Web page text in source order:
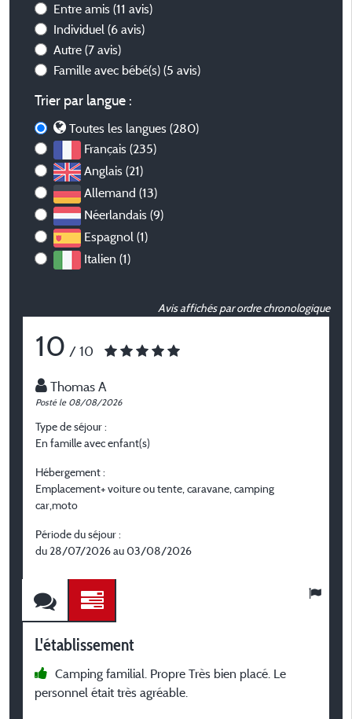
Entre amis (11 avis)
Individuel (6 avis)
Autre (7 avis)
Famille avec bébé(s) (5 avis)
Trier par langue :
Toutes les langues (280)
Français (235)
Anglais (21)
Allemand (13)
Néerlandais (9)
Espagnol (1)
Italien (1)
Avis affichés par ordre chronologique
10 / 10
Thomas A
Posté le 08/08/2026
Type de séjour :
En famille avec enfant(s)
Hébergement :
Emplacement+ voiture ou tente, caravane, camping
car,moto
Période du séjour :
du 28/07/2026 au 03/08/2026
L'établissement
Camping familial. Propre Très bien placé. Le
personnel était très agréable.